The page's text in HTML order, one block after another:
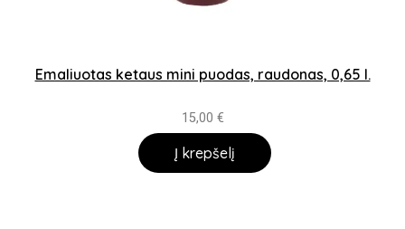
Emaliuotas ketaus mini puodas, raudonas, 0,65 l.
15,00 €
Į krepšelį